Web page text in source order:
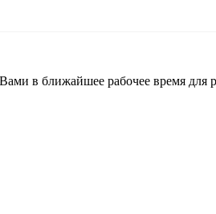
в ближайшее рабочее время для